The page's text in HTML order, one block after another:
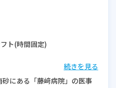
ト(時間固定)
続きを見る
にある「藤﨑病院」の医事